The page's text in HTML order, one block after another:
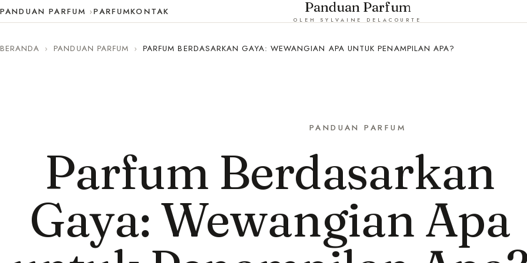
PANDUAN PARFUM PARFUMKONTAK Panduan Parfum
OLEH SYLVAINE DELACOURTE
BERANDA › PANDUAN PARFUM › PARFUM BERDASARKAN GAYA: WEWANGIAN APA UNTUK PENAMPILAN APA?
PANDUAN PARFUM
Parfum Berdasarkan
Gaya: Wewangian Apa